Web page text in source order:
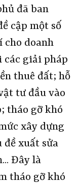
đã ban
cập một số
cho doanh
giải pháp
thuê đất; hỗ
tư đầu vào
tháo gỡ khó
xây dựng
đề xuất sửa
Đây là
tháo gỡ khó